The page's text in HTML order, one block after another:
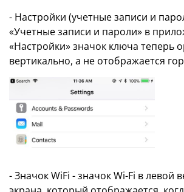
- Настройки (учетные записи и
«Учетные записи и пароли» в
«Настройки» значок ключа теперь
вертикально, а не отображается
- Значок WiFi - значок Wi-Fi в левой